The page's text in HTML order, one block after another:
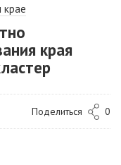
крае
края
Поделиться 0